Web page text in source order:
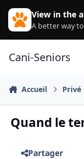
Aller au contenu
View in the
A better way
Cani-Seniors
Accueil Privé
Quand le
Partager